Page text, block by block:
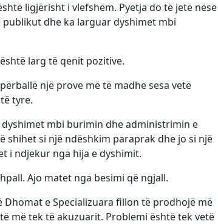
ligjërisht i vlefshëm. Pyetja do të jetë nëse
dhe ka larguar dyshimet mbi
larg të qenit pozitive.
një prove më të madhe sesa vetë
tyre.
mbi burimin dhe administrimin e
shihet si një ndëshkim paraprak dhe jo si një
i ndjekur nga hija e dyshimit.
Ajo matet nga besimi që ngjall.
e Specializuara fillon të prodhojë më
më tek të akuzuarit. Problemi është tek vetë